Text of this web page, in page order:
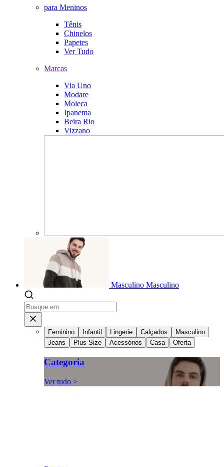
para Meninos
Tênis
Chinelos
Papetes
Ver Tudo
Marcas
Via Uno
Modare
Moleca
Ipanema
Beira Rio
Vizzano
Masculino Masculino
Feminino Infantil Lingerie Calçados
Masculino
Jeans
Plus Size Acessórios Casa Oferta
Categoria
Ver tudo >